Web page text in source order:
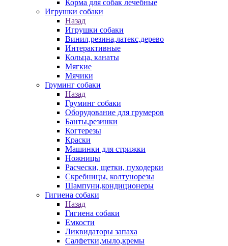
Корма для собак лечебные
Игрушки собаки
Назад
Игрушки собаки
Винил,резина,латекс,дерево
Интерактивные
Кольца, канаты
Мягкие
Мячики
Груминг собаки
Назад
Груминг собаки
Оборудование для грумеров
Банты,резинки
Когтерезы
Краски
Машинки для стрижки
Ножницы
Расчески, щетки, пуходерки
Скребницы, колтунорезы
Шампуни,кондиционеры
Гигиена собаки
Назад
Гигиена собаки
Емкости
Ликвидаторы запаха
Салфетки,мыло,кремы